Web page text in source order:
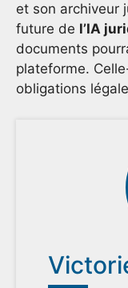
et son archiveur
future de l’IA
documents
plateforme.
obligations